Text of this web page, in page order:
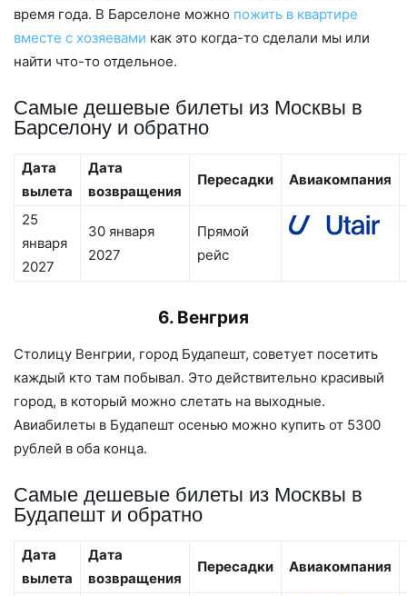
время года. В Барселоне можно пожить в квартире
вместе с хозяевами как это когда-то сделали мы или
найти что-то отдельное.
Самые дешевые билеты из Москвы в
Барселону и обратно
Дата
вылета
Дата
возвращения
Пересадки Авиакомпания
25
января
2027
30 января
2027
Прямой
рейс
6. Венгрия
Столицу Венгрии, город Будапешт, советует посетить
каждый кто там побывал. Это действительно красивый
город, в который можно слетать на выходные.
Авиабилеты в Будапешт осенью можно купить от 5300
рублей в оба конца.
Самые дешевые билеты из Москвы в
Будапешт и обратно
Дата
вылета
Дата
возвращения
Пересадки Авиакомпания